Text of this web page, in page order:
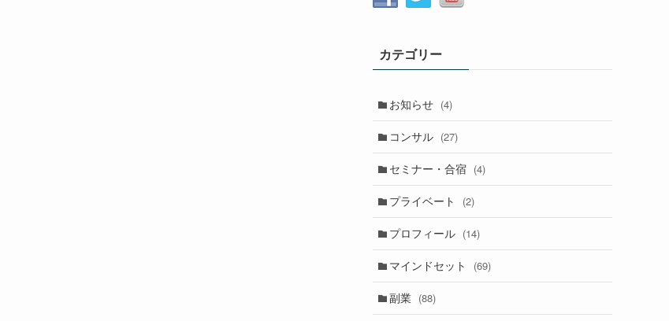
カテゴリー
お知らせ (4)
コンサル (27)
セミナー・合宿 (4)
プライベート (2)
プロフィール (14)
マインドセット (69)
副業 (88)